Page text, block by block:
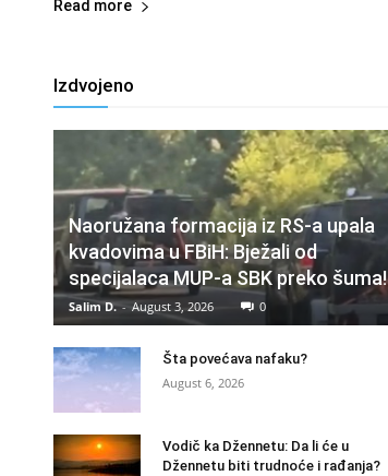
Read more
Izdvojeno
Naoružana formacija iz RS-a upala
kvadovima u FBiH: Bježali od
specijalaca MUP-a SBK preko šuma!
Salim D. - August 3, 2026 0
Šta povećava nafaku?
August 6, 2026
Vodič ka Džennetu: Da li će u
Džennetu biti trudnoće i rađanja?